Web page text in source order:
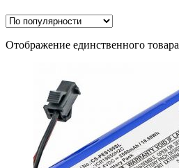
Отображение единственного товара